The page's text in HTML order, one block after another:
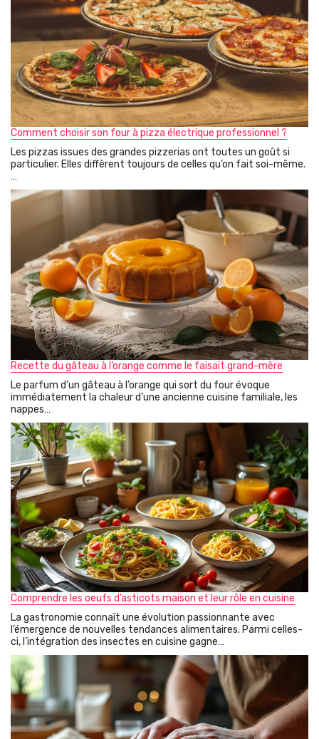
Comment choisir son four à pizza électrique professionnel ?
Les pizzas issues des grandes pizzerias ont toutes un goût si
particulier. Elles diffèrent toujours de celles qu’on fait soi-même.
…
Recette du gâteau à l’orange comme le faisait grand-mère
Le parfum d’un gâteau à l’orange qui sort du four évoque
immédiatement la chaleur d’une ancienne cuisine familiale, les
nappes…
Comprendre les oeufs d’asticots maison et leur rôle en cuisine
La gastronomie connaît une évolution passionnante avec
l’émergence de nouvelles tendances alimentaires. Parmi celles-
ci, l’intégration des insectes en cuisine gagne…